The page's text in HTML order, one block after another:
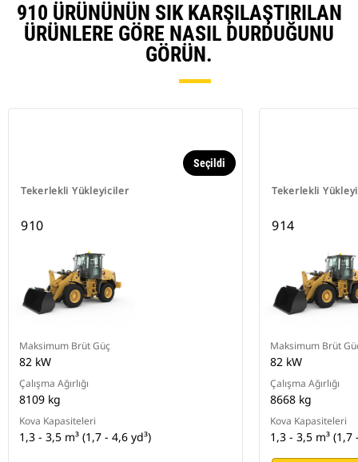
910 ÜRÜNÜNÜN SIK KARŞILAŞTIRILAN
ÜRÜNLERE GÖRE NASIL DURDUĞUNU
GÖRÜN.
Tekerlekli Yükleyiciler
Seçildi
910
Maksimum Brüt Güç
82 kW
Çalışma Ağırlığı
8109 kg
Kova Kapasiteleri
1,3 - 3,5 m³ (1,7 - 4,6 yd³)
Tekerlekli
914
Maksimum Brüt
82 kW
Çalışma Ağırlığı
8668 kg
Kova Kapasiteleri
1,3 - 3,5 m³ (1,7